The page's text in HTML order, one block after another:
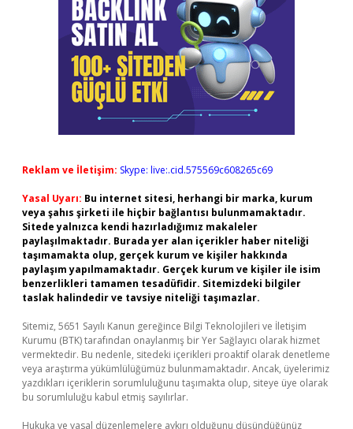
Reklam ve İletişim: Skype: live:.cid.575569c608265c69
Yasal Uyarı: Bu internet sitesi, herhangi bir marka, kurum
veya şahıs şirketi ile hiçbir bağlantısı bulunmamaktadır.
Sitede yalnızca kendi hazırladığımız makaleler
paylaşılmaktadır. Burada yer alan içerikler haber niteliği
taşımamakta olup, gerçek kurum ve kişiler hakkında
paylaşım yapılmamaktadır. Gerçek kurum ve kişiler ile isim
benzerlikleri tamamen tesadüfidir. Sitemizdeki bilgiler
taslak halindedir ve tavsiye niteliği taşımazlar.
Sitemiz, 5651 Sayılı Kanun gereğince Bilgi Teknolojileri ve İletişim
Kurumu (BTK) tarafından onaylanmış bir Yer Sağlayıcı olarak hizmet
vermektedir. Bu nedenle, sitedeki içerikleri proaktif olarak denetleme
veya araştırma yükümlülüğümüz bulunmamaktadır. Ancak, üyelerimiz
yazdıkları içeriklerin sorumluluğunu taşımakta olup, siteye üye olarak
bu sorumluluğu kabul etmiş sayılırlar.
Hukuka ve yasal düzenlemelere aykırı olduğunu düşündüğünüz